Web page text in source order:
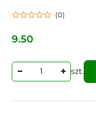
krańcowy kpl. z
(0)
Cena:
9.50
szt.